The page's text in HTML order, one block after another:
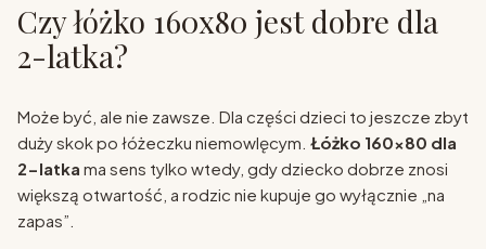
Czy łóżko 160x80 jest dobre dla
2-latka?
Może być, ale nie zawsze. Dla części dzieci to jeszcze zbyt
duży skok po łóżeczku niemowlęcym. Łóżko 160x80 dla
2-latka ma sens tylko wtedy, gdy dziecko dobrze znosi
większą otwartość, a rodzic nie kupuje go wyłącznie „na
zapas”.